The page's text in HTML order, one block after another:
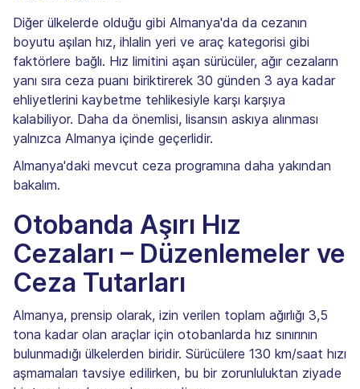
Diğer ülkelerde olduğu gibi Almanya'da da cezanın
boyutu aşılan hız, ihlalin yeri ve araç kategorisi gibi
faktörlere bağlı. Hız limitini aşan sürücüler, ağır cezaların
yanı sıra ceza puanı biriktirerek 30 günden 3 aya kadar
ehliyetlerini kaybetme tehlikesiyle karşı karşıya
kalabiliyor. Daha da önemlisi, lisansın askıya alınması
yalnızca Almanya içinde geçerlidir.
Almanya'daki mevcut ceza programına daha yakından
bakalım.
Otobanda Aşırı Hız
Cezaları – Düzenlemeler ve
Ceza Tutarları
Almanya, prensip olarak, izin verilen toplam ağırlığı 3,5
tona kadar olan araçlar için otobanlarda hız sınırının
bulunmadığı ülkelerden biridir. Sürücülere 130 km/saat hızı
aşmamaları tavsiye edilirken, bu bir zorunluluktan ziyade